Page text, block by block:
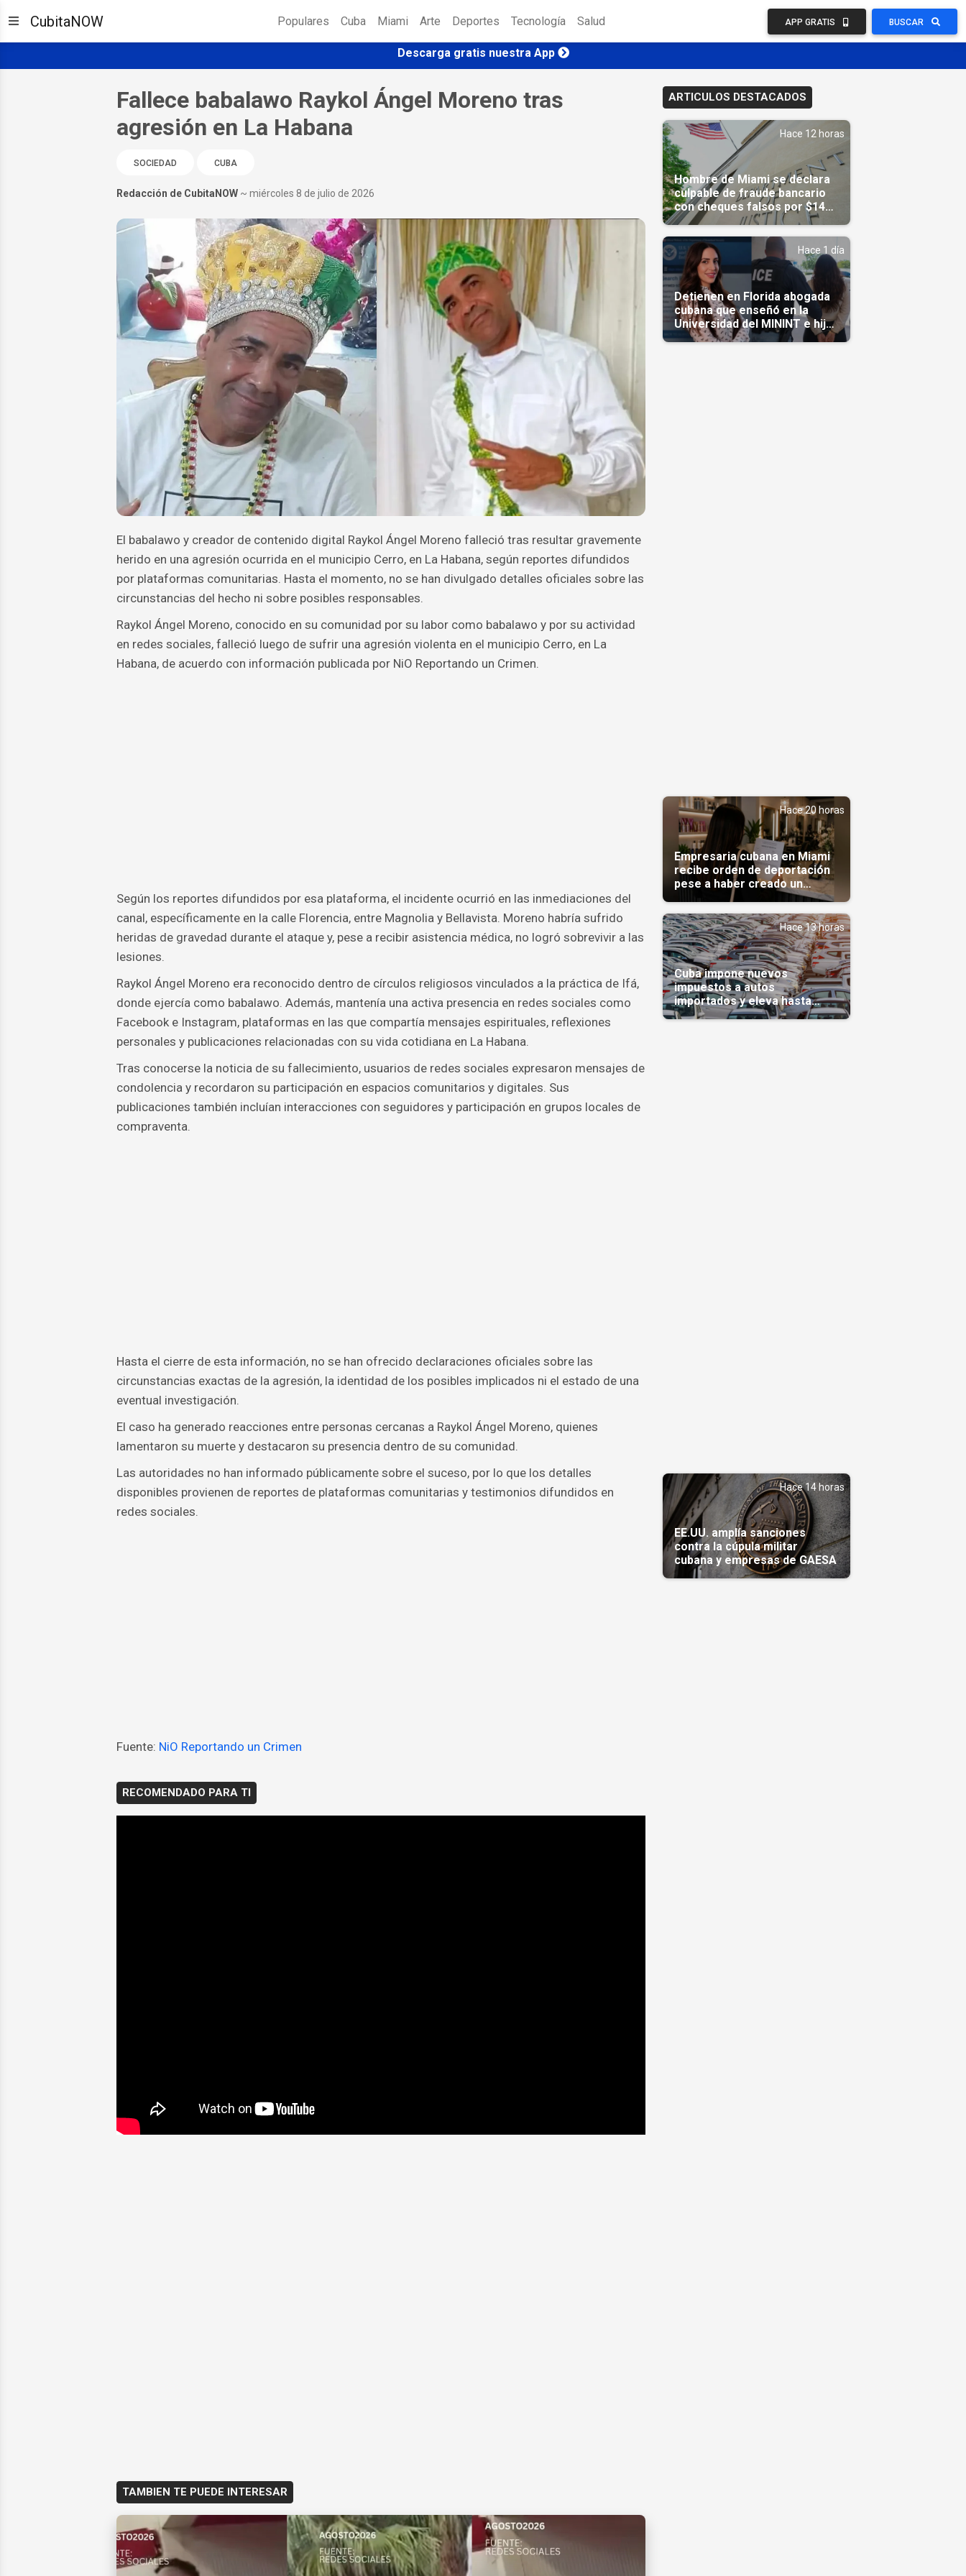
CubitaNOW Populares Cuba Miami Arte Deportes Tecnología Salud APP GRATIS BUSCAR
Descarga gratis nuestra App
Fallece babalawo Raykol Ángel Moreno tras
agresión en La Habana
SOCIEDAD CUBA
Redacción de CubitaNOW ~ miércoles 8 de julio de 2026
El babalawo y creador de contenido digital Raykol Ángel Moreno falleció tras resultar gravemente
herido en una agresión ocurrida en el municipio Cerro, en La Habana, según reportes difundidos
por plataformas comunitarias. Hasta el momento, no se han divulgado detalles oficiales sobre las
circunstancias del hecho ni sobre posibles responsables.
Raykol Ángel Moreno, conocido en su comunidad por su labor como babalawo y por su actividad
en redes sociales, falleció luego de sufrir una agresión violenta en el municipio Cerro, en La
Habana, de acuerdo con información publicada por NiO Reportando un Crimen.
Según los reportes difundidos por esa plataforma, el incidente ocurrió en las inmediaciones del
canal, específicamente en la calle Florencia, entre Magnolia y Bellavista. Moreno habría sufrido
heridas de gravedad durante el ataque y, pese a recibir asistencia médica, no logró sobrevivir a las
lesiones.
Raykol Ángel Moreno era reconocido dentro de círculos religiosos vinculados a la práctica de Ifá,
donde ejercía como babalawo. Además, mantenía una activa presencia en redes sociales como
Facebook e Instagram, plataformas en las que compartía mensajes espirituales, reflexiones
personales y publicaciones relacionadas con su vida cotidiana en La Habana.
Tras conocerse la noticia de su fallecimiento, usuarios de redes sociales expresaron mensajes de
condolencia y recordaron su participación en espacios comunitarios y digitales. Sus
publicaciones también incluían interacciones con seguidores y participación en grupos locales de
compraventa.
Hasta el cierre de esta información, no se han ofrecido declaraciones oficiales sobre las
circunstancias exactas de la agresión, la identidad de los posibles implicados ni el estado de una
eventual investigación.
El caso ha generado reacciones entre personas cercanas a Raykol Ángel Moreno, quienes
lamentaron su muerte y destacaron su presencia dentro de su comunidad.
Las autoridades no han informado públicamente sobre el suceso, por lo que los detalles
disponibles provienen de reportes de plataformas comunitarias y testimonios difundidos en
redes sociales.
Fuente: NiO Reportando un Crimen
RECOMENDADO PARA TI
TAMBIEN TE PUEDE INTERESAR
ARTICULOS DESTACADOS
Hace 12 horas
Hombre de Miami se declara
culpable de fraude bancario
con cheques falsos por $14
millones
Hace 1 día
Detienen en Florida abogada
cubana que enseñó en la
Universidad del MININT e hija
de diplomático cubano
Hace 20 horas
Empresaria cubana en Miami
recibe orden de deportación
pese a haber creado un
Hace 13 horas
Cuba impone nuevos
impuestos a autos
importados y eleva hasta
5.000 dólares el gravamen
Hace 14 horas
EE.UU. amplía sanciones
contra la cúpula militar
cubana y empresas de GAESA